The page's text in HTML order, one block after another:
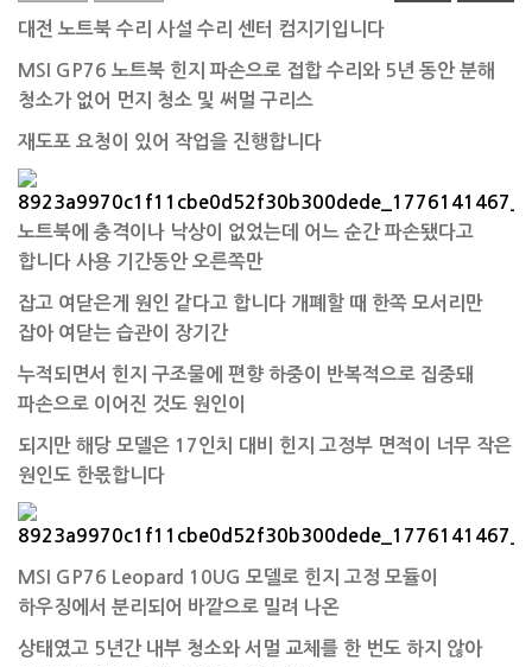
​대전 노트북 수리 사설 수리 센터 컴지기입니다
MSI GP76 노트북 힌지 파손으로 접합 수리와 5년 동안 분해
청소가 없어 먼지 청소 및 써멀 구리스
재도포 요청이 있어 작업을 진행합니다
노트북에 충격이나 낙상이 없었는데 어느 순간 파손됐다고
합니다 사용 기간동안 오른쪽만
잡고 여닫은게 원인 같다고 합니다 개폐할 때 한쪽 모서리만
잡아 여닫는 습관이 장기간
누적되면서 힌지 구조물에 편향 하중이 반복적으로 집중돼
파손으로 이어진 것도 원인이
되지만 해당 모델은 17인치 대비 힌지 고정부 면적이 너무 작은
원인도 한몫합니다
MSI GP76 Leopard 10UG 모델로 힌지 고정 모듈이
하우징에서 분리되어 바깥으로 밀려 나온
상태였고 5년간 내부 청소와 서멀 교체를 한 번도 하지 않아